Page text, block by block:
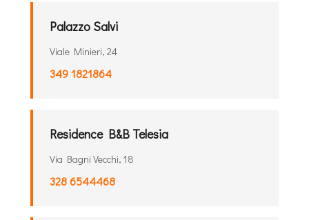
Palazzo Salvi
Viale Minieri, 24
349 1821864
Residence B&B Telesia
Via Bagni Vecchi, 18
328 6544468